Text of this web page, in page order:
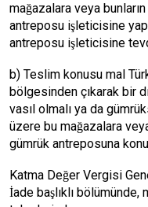
mağazalara veya
antreposu işleticisine
antreposu işleticisine
b) Teslim konusu mal
bölgesinden çıkarak bir
vasıl olmalı ya da
üzere bu mağazalara
gümrük antreposuna
Katma Değer Vergisi
İade başlıklı bölümünde,